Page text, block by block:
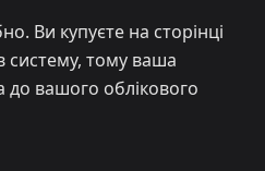
Ви купуєте на сторінці
систему, тому ваша
до вашого облікового